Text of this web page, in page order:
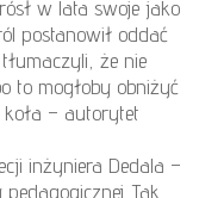
w lata swoje jako
postanowił oddać
że nie
to mogłoby obniżyć
– autorytet
inżyniera Dedala –
Tak